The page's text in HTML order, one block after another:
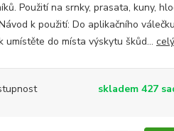
Použití na srnky, prasata, kuny,
k použití: Do aplikačního
umístěte do místa výskytu škůd...
skladem 427